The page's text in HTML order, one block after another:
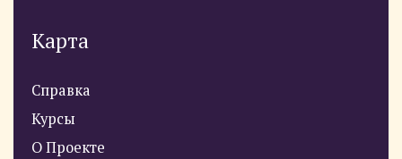
Карта
Справка
Курсы
О Проекте